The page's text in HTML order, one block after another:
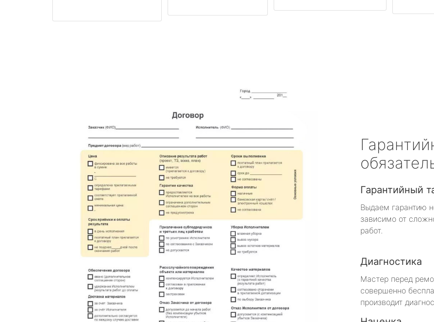
Гарантийный
Выдаем гарантию
зависимо от
работ.
Диагностика
Мастер перед
совершенно
производит